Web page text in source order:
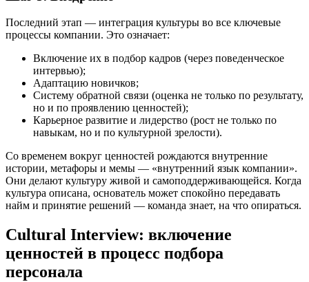
Последний этап — интеграция культуры во все ключевые
процессы компании. Это означает:
Включение их в подбор кадров (через поведенческое
интервью);
Адаптацию новичков;
Систему обратной связи (оценка не только по результату,
но и по проявлению ценностей);
Карьерное развитие и лидерство (рост не только по
навыкам, но и по культурной зрелости).
Со временем вокруг ценностей рождаются внутренние
истории, метафоры и мемы — «внутренний язык компании».
Они делают культуру живой и самоподдерживающейся. Когда
культура описана, основатель может спокойно передавать
найм и принятие решений — команда знает, на что опираться.
Cultural Interview: включение
ценностей в процесс подбора
персонала